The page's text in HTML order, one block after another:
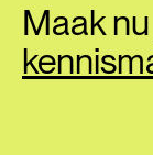
Maak